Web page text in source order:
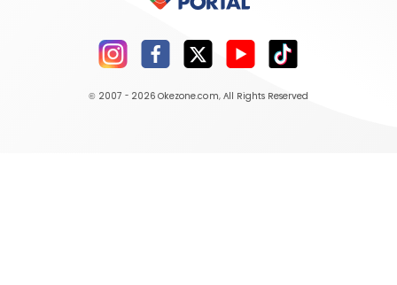
© 2007 - 2026 Okezone.com, All Rights Reserved